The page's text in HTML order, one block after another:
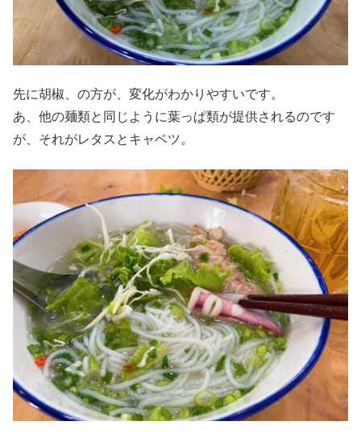
先に胡椒、の方が、変化がわかりやすいです。
あ、他の麺類と同じように葉っぱ類が提供されるのです
が、それがレタスとキャベツ。